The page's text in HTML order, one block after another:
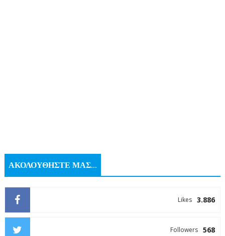
ΑΚΟΛΟΥΘΗΣΤΕ ΜΑΣ...
3.886
Likes
568
Followers